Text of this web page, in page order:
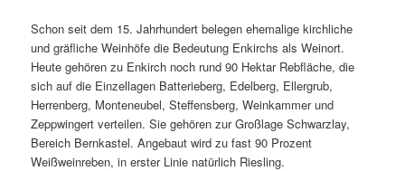
Schon seit dem 15. Jahrhundert belegen ehemalige kirchliche
und gräfliche Weinhöfe die Bedeutung Enkirchs als Weinort.
Heute gehören zu Enkirch noch rund 90 Hektar Rebfläche, die
sich auf die Einzellagen Batterieberg, Edelberg, Ellergrub,
Herrenberg, Monteneubel, Steffensberg, Weinkammer und
Zeppwingert verteilen. Sie gehören zur Großlage Schwarzlay,
Bereich Bernkastel. Angebaut wird zu fast 90 Prozent
Weißweinreben, in erster Linie natürlich Riesling.